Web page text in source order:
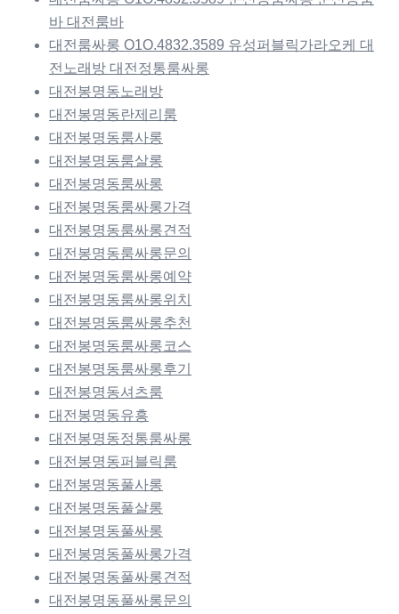
바 대전룸바
대전룸싸롱 O1O.4832.3589 유성퍼블릭가라오케 대
전노래방 대전정통룸싸롱
대전봉명동노래방
대전봉명동란제리룸
대전봉명동룸사롱
대전봉명동룸살롱
대전봉명동룸싸롱
대전봉명동룸싸롱가격
대전봉명동룸싸롱견적
대전봉명동룸싸롱문의
대전봉명동룸싸롱예약
대전봉명동룸싸롱위치
대전봉명동룸싸롱추천
대전봉명동룸싸롱코스
대전봉명동룸싸롱후기
대전봉명동셔츠룸
대전봉명동유흥
대전봉명동정통룸싸롱
대전봉명동퍼블릭룸
대전봉명동풀사롱
대전봉명동풀살롱
대전봉명동풀싸롱
대전봉명동풀싸롱가격
대전봉명동풀싸롱견적
대전봉명동풀싸롱문의